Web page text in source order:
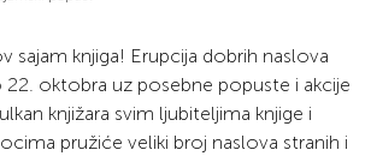
sajam knjiga! Erupcija dobrih naslova
22. oktobra uz posebne popuste i akcije
knjižara svim ljubiteljima knjige i
pružiće veliki broj naslova stranih i